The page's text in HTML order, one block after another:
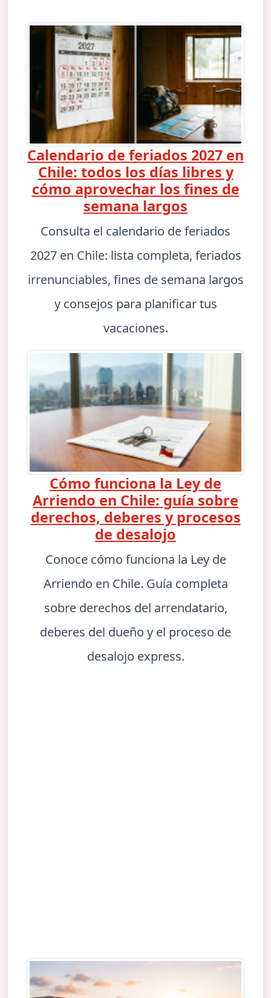
Calendario de feriados 2027 en
Chile: todos los días libres y
cómo aprovechar los fines de
semana largos
Consulta el calendario de feriados
2027 en Chile: lista completa, feriados
irrenunciables, fines de semana largos
y consejos para planificar tus
vacaciones.
Cómo funciona la Ley de
Arriendo en Chile: guía sobre
derechos, deberes y procesos
de desalojo
Conoce cómo funciona la Ley de
Arriendo en Chile. Guía completa
sobre derechos del arrendatario,
deberes del dueño y el proceso de
desalojo express.